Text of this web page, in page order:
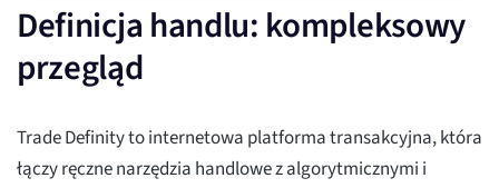
Definicja handlu: kompleksowy
przegląd
Trade Definity to internetowa platforma transakcyjna, która
łączy ręczne narzędzia handlowe z algorytmicznymi i